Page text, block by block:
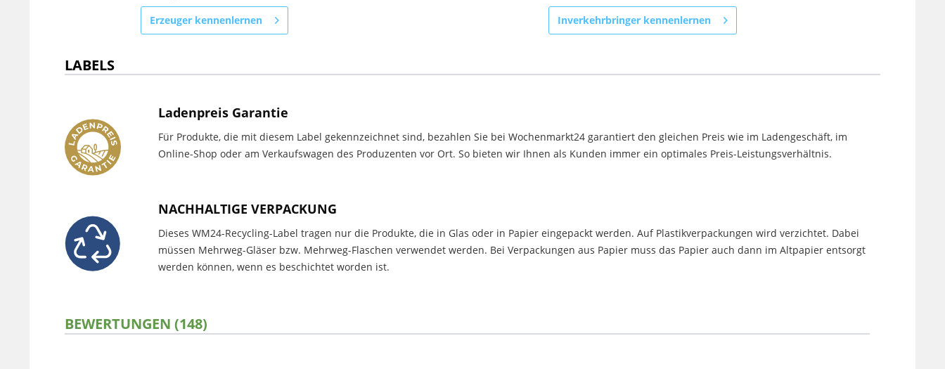
Erzeuger kennenlernen Inverkehrbringer kennenlernen
LABELS
Ladenpreis Garantie
Für Produkte, die mit diesem Label gekennzeichnet sind, bezahlen Sie bei Wochenmarkt24 garantiert den gleichen Preis wie im Ladengeschäft, im
Online-Shop oder am Verkaufswagen des Produzenten vor Ort. So bieten wir Ihnen als Kunden immer ein optimales Preis-Leistungsverhältnis.
NACHHALTIGE VERPACKUNG
Dieses WM24-Recycling-Label tragen nur die Produkte, die in Glas oder in Papier eingepackt werden. Auf Plastikverpackungen wird verzichtet. Dabei
müssen Mehrweg-Gläser bzw. Mehrweg-Flaschen verwendet werden. Bei Verpackungen aus Papier muss das Papier auch dann im Altpapier entsorgt
werden können, wenn es beschichtet worden ist.
BEWERTUNGEN (148)